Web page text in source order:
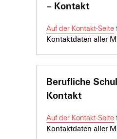
– Kontakt
Auf der Kontakt-Seite
Kontaktdaten aller
Berufliche
Kontakt
Auf der Kontakt-Seite
Kontaktdaten aller